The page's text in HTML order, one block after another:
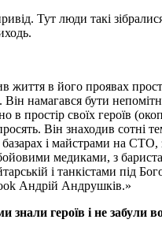
Тут люди такі
життя в його проявах
намагався бути
в простір своїх героїв
Він знаходив сотні
і майстрами на СТО,
медиками, з
і танкістами під
Андрій Андрушків.
знали героїв і не забули